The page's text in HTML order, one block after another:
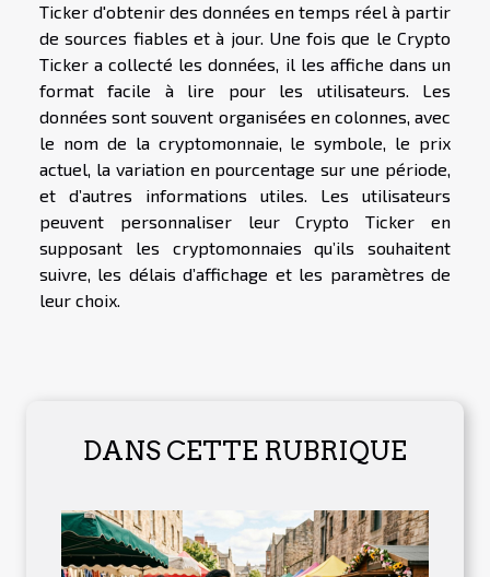
Ticker d'obtenir des données en temps réel à partir
de sources fiables et à jour. Une fois que le Crypto
Ticker a collecté les données, il les affiche dans un
format facile à lire pour les utilisateurs. Les
données sont souvent organisées en colonnes, avec
le nom de la cryptomonnaie, le symbole, le prix
actuel, la variation en pourcentage sur une période,
et d’autres informations utiles. Les utilisateurs
peuvent personnaliser leur Crypto Ticker en
supposant les cryptomonnaies qu’ils souhaitent
suivre, les délais d’affichage et les paramètres de
leur choix.
DANS CETTE RUBRIQUE